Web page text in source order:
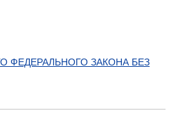
ФЕДЕРАЛЬНОГО ЗАКОНА БЕЗ